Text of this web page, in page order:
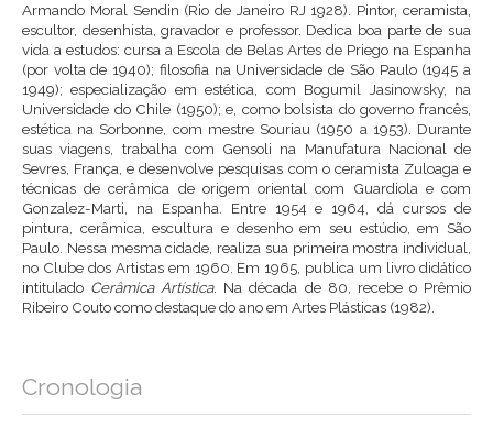
Armando Moral Sendin (Rio de Janeiro RJ 1928). Pintor, ceramista,
escultor, desenhista, gravador e professor. Dedica boa parte de sua
vida a estudos: cursa a Escola de Belas Artes de Priego na Espanha
(por volta de 1940); filosofia na Universidade de São Paulo (1945 a
1949); especialização em estética, com Bogumil Jasinowsky, na
Universidade do Chile (1950); e, como bolsista do governo francês,
estética na Sorbonne, com mestre Souriau (1950 a 1953). Durante
suas viagens, trabalha com Gensoli na Manufatura Nacional de
Sevres, França, e desenvolve pesquisas com o ceramista Zuloaga e
técnicas de cerâmica de origem oriental com Guardiola e com
Gonzalez-Marti, na Espanha. Entre 1954 e 1964, dá cursos de
pintura, cerâmica, escultura e desenho em seu estúdio, em São
Paulo. Nessa mesma cidade, realiza sua primeira mostra individual,
no Clube dos Artistas em 1960. Em 1965, publica um livro didático
intitulado Cerâmica Artística. Na década de 80, recebe o Prêmio
Ribeiro Couto como destaque do ano em Artes Plásticas (1982).
Cronologia